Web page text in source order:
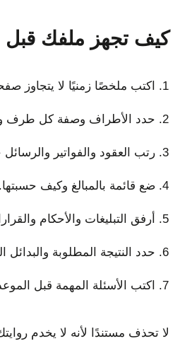
كيف تجهز ملفك قبل
اكتب ملخصًا زمنيًا لا يتجاوز
حدد الأطراف وصفة كل طرف
رتب العقود والفواتير
ضع قائمة بالمبالغ وكيف حسبتها.
أرفق التبليغات والأحكام
حدد النتيجة المطلوبة والبدائل
اكتب الأسئلة المهمة قبل
لا تحذف مستندًا لأنه لا يخدم